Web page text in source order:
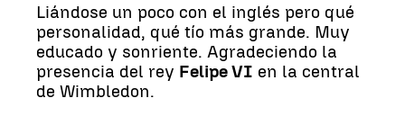
Liándose un poco con el inglés pero qué
personalidad, qué tío más grande. Muy
educado y sonriente. Agradeciendo la
presencia del rey Felipe VI en la central
de Wimbledon.